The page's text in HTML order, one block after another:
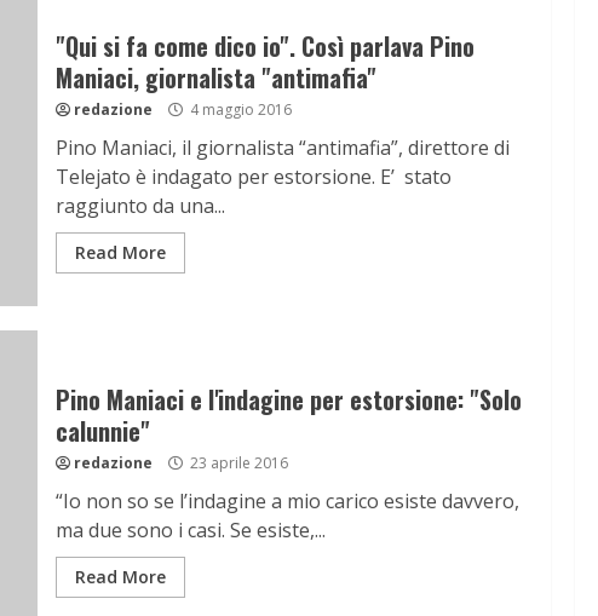
"Qui si fa come dico io". Così parlava Pino
Maniaci, giornalista "antimafia"
redazione 4 maggio 2016
Pino Maniaci, il giornalista “antimafia”, direttore di
Telejato è indagato per estorsione. E’ stato
raggiunto da una...
Read More
Pino Maniaci e l'indagine per estorsione: "Solo
calunnie"
redazione 23 aprile 2016
“Io non so se l’indagine a mio carico esiste davvero,
ma due sono i casi. Se esiste,...
Read More